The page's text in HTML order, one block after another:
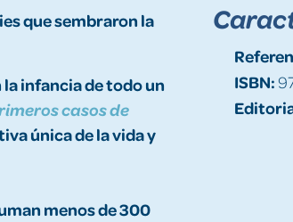
que sembraron la
la infancia de todo un
casos de
única de la vida y
menos de 300
ISBN: